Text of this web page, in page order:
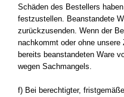
Schäden des Bestellers
festzustellen. Beanstandete
zurückzusenden. Wenn der
nachkommt oder ohne
bereits beanstandeten Ware
wegen Sachmangels.
f) Bei berechtigter,